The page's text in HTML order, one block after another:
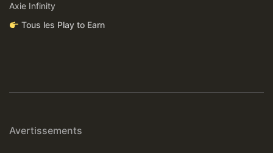
Axie Infinity
Tous les Play to Earn
Avertissements